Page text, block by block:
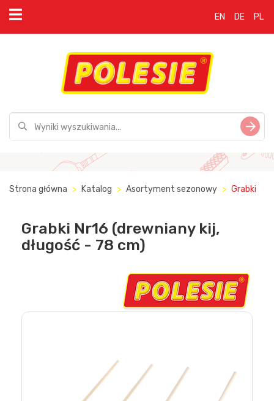
EN DE PL
Strona główna Katalog Asortyment sezonowy Grabki
Grabki Nr16 (drewniany kij,
długość - 78 cm)